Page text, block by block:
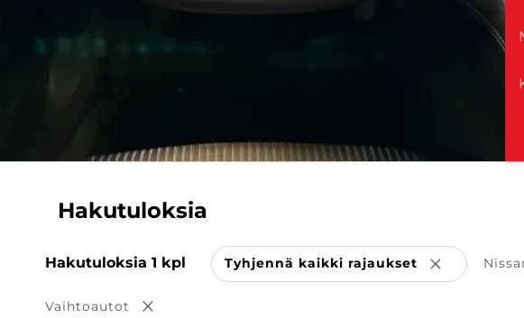
Hakutuloksia
Hakutuloksia 1 kpl Tyhjennä kaikki rajaukset Poista
Vaihtoautot Poista valinta